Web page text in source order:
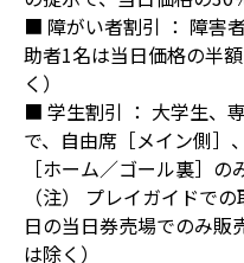
■ 障がい者割引 ： 障害
助者1名は当日価格の半
く）
■ 学生割引 ： 大学生、
で、自由席［メイン側］
［ホーム／ゴール裏］の
（注） プレイガイドで
日の当日券売場でのみ販
は除く）